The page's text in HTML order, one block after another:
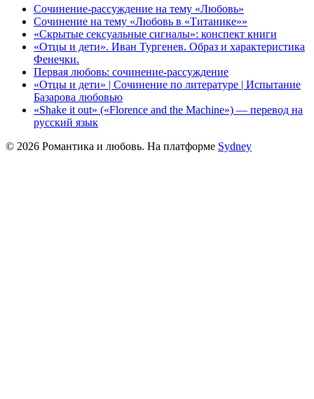
Сочинение-рассуждение на тему «Любовь»
Сочинение на тему «Любовь в «Титанике»»
«Скрытые сексуальные сигналы»: конспект книги
«Отцы и дети». Иван Тургенев. Образ и характеристика
Фенечки.
Первая любовь: сочинение-рассуждение
«Отцы и дети» | Сочинение по литературе | Испытание
Базарова любовью
«Shake it out» («Florence and the Machine») — перевод на
русский язык
© 2026 Романтика и любовь. На платформе Sydney